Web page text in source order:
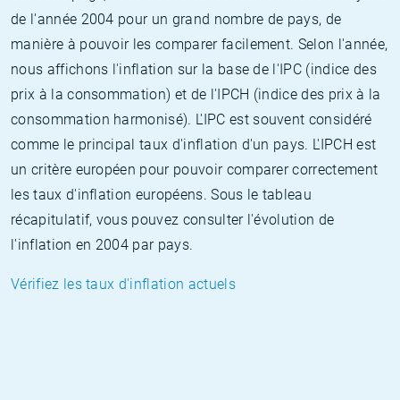
de l'année 2004 pour un grand nombre de pays, de
manière à pouvoir les comparer facilement. Selon l'année,
nous affichons l'inflation sur la base de l'IPC (indice des
prix à la consommation) et de l'IPCH (indice des prix à la
consommation harmonisé). L'IPC est souvent considéré
comme le principal taux d'inflation d'un pays. L'IPCH est
un critère européen pour pouvoir comparer correctement
les taux d'inflation européens. Sous le tableau
récapitulatif, vous pouvez consulter l'évolution de
l'inflation en 2004 par pays.
Vérifiez les taux d'inflation actuels